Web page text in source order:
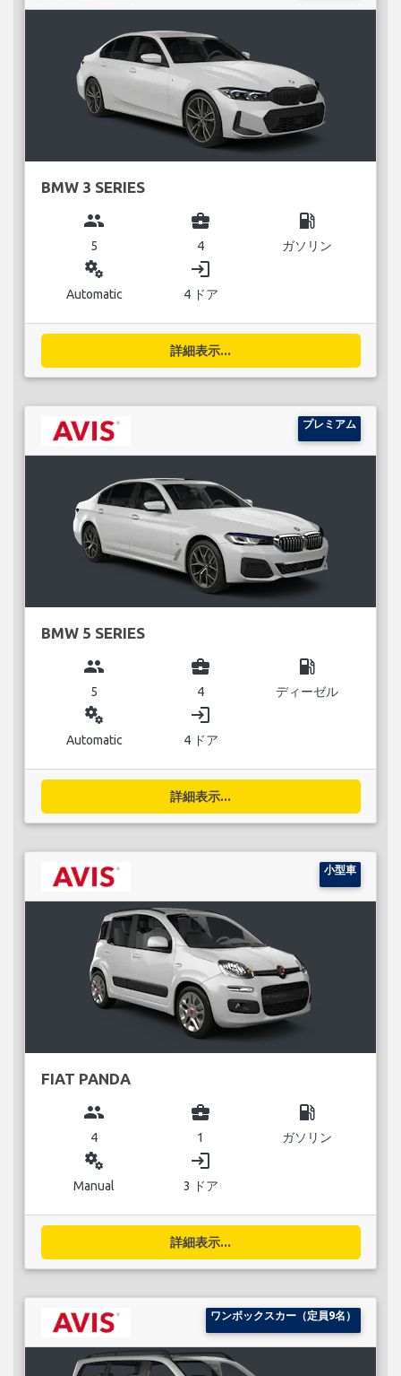
BMW 3 SERIES
group
5
business_center
4
local_gas_station
ガソリン
miscellaneous_services
Automatic
login
4 ドア
詳細表示...
プレミアム
BMW 5 SERIES
group
5
business_center
4
local_gas_station
ディーゼル
miscellaneous_services
Automatic
login
4 ドア
詳細表示...
小型車
FIAT PANDA
group
4
business_center
1
local_gas_station
ガソリン
miscellaneous_services
Manual
login
3 ドア
詳細表示...
ワンボックスカー（定員9名）